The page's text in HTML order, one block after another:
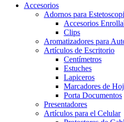
Accesorios
Adornos para
Accesorios
Clips
Aromatizadores para
Artículos de Escritorio
Centímetros
Estuches
Lapiceros
Marcadores de
Porta Documentos
Presentadores
Artículos para el Celular